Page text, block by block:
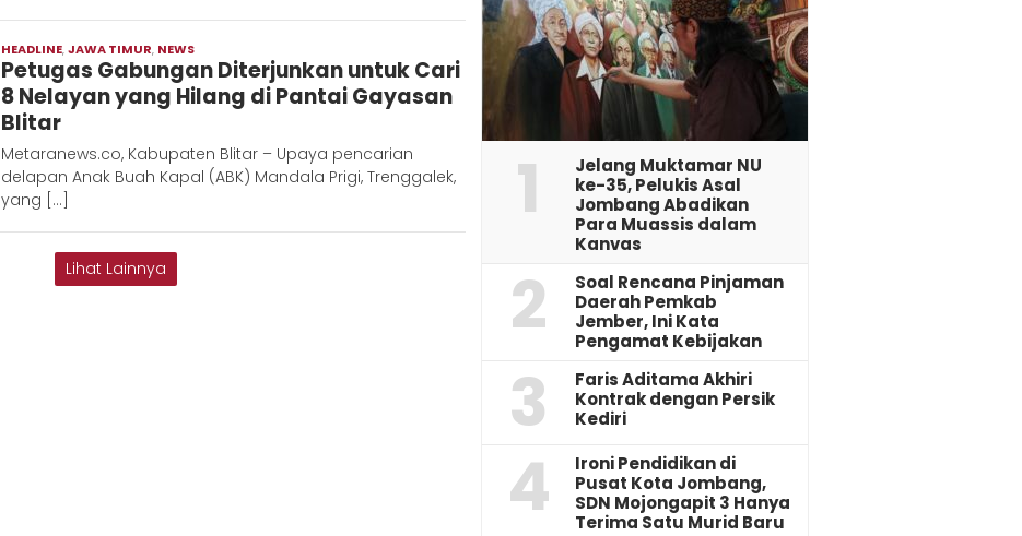
HEADLINE,JAWA TIMUR, NEWS
Hadi
Petugas Gabungan Diterjunkan untuk Cari
8 Nelayan yang Hilang di Pantai Gayasan
Blitar
Metaranews.co, Kabupaten Blitar – Upaya pencarian
delapan Anak Buah Kapal (ABK) Mandala Prigi, Trenggalek,
yang […]
Lihat Lainnya
1
Jelang Muktamar NU
ke-35, Pelukis Asal
Jombang Abadikan
Para Muassis dalam
Kanvas
2
‎Soal Rencana Pinjaman
Daerah Pemkab
Jember, Ini Kata
Pengamat Kebijakan ‎
3
Faris Aditama Akhiri
Kontrak dengan Persik
Kediri
4
Ironi Pendidikan di
Pusat Kota Jombang,
SDN Mojongapit 3 Hanya
Terima Satu Murid Baru